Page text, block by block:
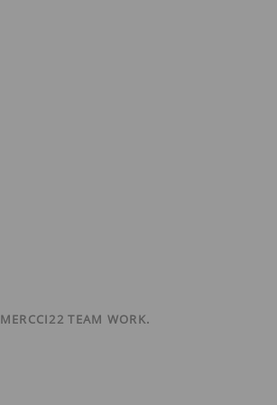
MERCCI22 TEAM WORK.